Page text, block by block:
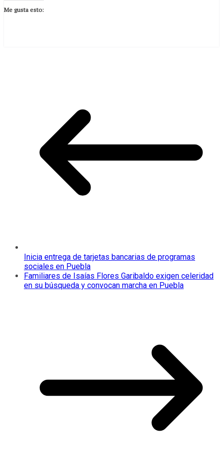
Me gusta esto:
Inicia entrega de tarjetas bancarias de programas
sociales en Puebla
Familiares de Isaías Flores Garibaldo exigen celeridad
en su búsqueda y convocan marcha en Puebla